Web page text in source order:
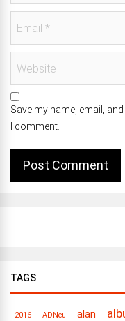
Save my name, email,
I comment.
TAGS
2016 ADNeu alan